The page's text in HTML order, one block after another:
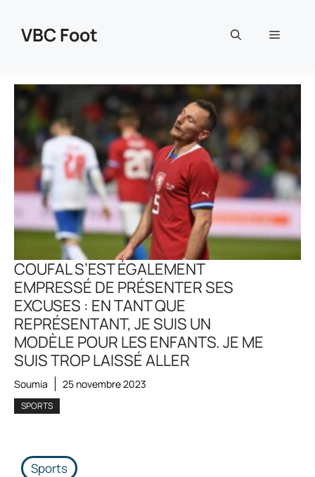
contenuVBC Foot Menu
COUFAL S’EST ÉGALEMENT
EMPRESSÉ DE PRÉSENTER SES
EXCUSES : EN TANT QUE
REPRÉSENTANT, JE SUIS UN
MODÈLE POUR LES ENFANTS. JE ME
SUIS TROP LAISSÉ ALLER
Soumia 25 novembre 2023
SPORTS
Sports